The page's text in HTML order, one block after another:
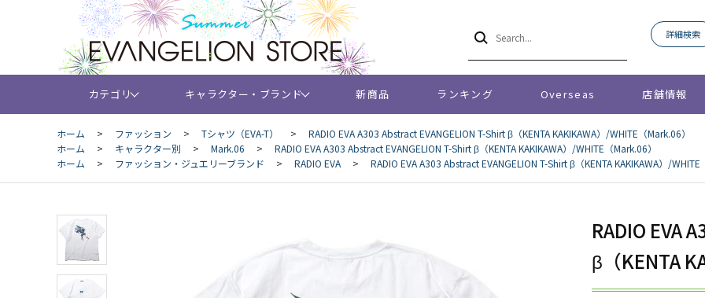
詳細検索
カテゴリ キャラクター・ブランド 新商品 ランキング Overseas 店舗情報
ホーム > ファッション > Tシャツ（EVA-T） >
RADIO EVA A303 Abstract EVANGELION T-Shirt β（KENTA KAKIKAWA）/WHITE（Mark.06）
ホーム
> キャラクター別 > Mark.06 >
RADIO EVA A303 Abstract EVANGELION T-Shirt β（KENTA KAKIKAWA）/WHITE（Mark.06）
ホーム
> ファッション・ジュエリーブランド > RADIO EVA > RADIO EVA A303 Abstract EVANGELION T-Shirt β（KENTA KAKIKAWA）/
RADIO EVA
β（KENTA